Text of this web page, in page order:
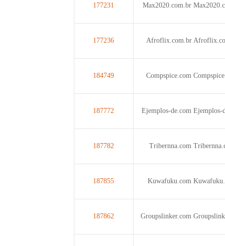
177231 Max2020.com.br
177236 Afroflix.com.br
184749 Compspice.com
187772 Ejemplos-de.com Ejemplos-
187782 Tribernna.com
187855 Kuwafuku.com
187862 Groupslinker.com